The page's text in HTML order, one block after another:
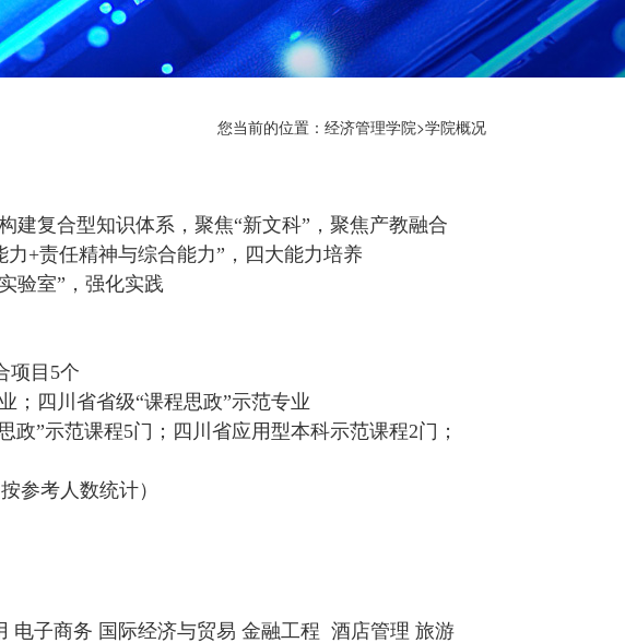
您当前的位置： 经济管理学院>学院概况
建复合型知识体系，聚焦“新文科”，聚焦产教融合
+责任精神与综合能力”，四大能力培养
验室”，强化实践
项目5个
；四川省省级“课程思政”示范专业
政”示范课程5门；四川省应用型本科示范课程2门；
参考人数统计）
电子商务 国际经济与贸易 金融工程 酒店管理 旅游